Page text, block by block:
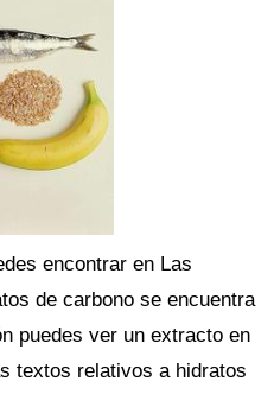
encontrar en Las
de carbono se encuentra
puedes ver un extracto en
textos relativos a hidratos